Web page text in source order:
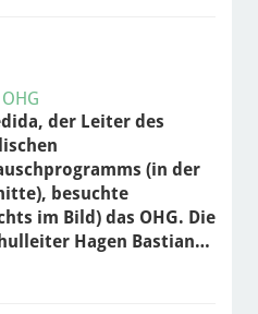
der Leiter des
(in der
besuchte
im Bild) das OHG. Die
Hagen Bastian…